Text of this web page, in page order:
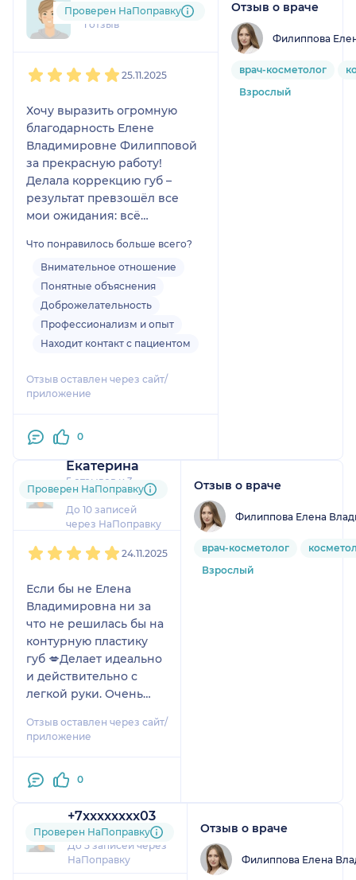
больно), но нет, абсолютно
терпимо. Хотя я это объясняю
уверенной рукой врача, её
отношением.
рекомендую!
790....@....ru
1 отзыв
Проверен НаПоправку
25.11.2025
Хочу выразить огромную
благодарность Елене
Владимировне Филипповой
за прекрасную работу!
Делала коррекцию губ –
результат превзошёл все
мои ожидания: всё
именно так, как я хотела.
Врач внимательно
выслушала пожелания,
подробно объяснила процесс
и поддерживала на каждом
этапе. Очень рекомендую!
Что понравилось больше всего?
Внимательное отношение
Понятные объяснения
Доброжелательность
Профессионализм и опыт
Находит контакт с пациентом
Отзыв оставлен через сайт/
приложение
0
Отзыв о враче
Филиппова
врач-косметолог
Взрослый
Екатерина
5 отзывов и 3
оценки
До 10 записей
через НаПоправку
Проверен НаПоправку
24.11.2025
Если бы не Елена
Владимировна ни за
что не решилась бы на
контурную пластику
губ 💋Делает идеально
и действительно с
легкой руки. Очень
приятный врач, всегда
отвечает на все
Отзыв оставлен через сайт/
приложение
0
Отзыв о враче
Филиппова Елена
врач-косметолог
Взрослый
+7xxxxxxxx03
1 отзыв
До 5 записей через
НаПоправку
Проверен НаПоправку Отзыв о враче
Филиппова Елена